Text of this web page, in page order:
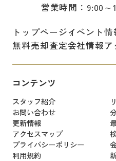
営業時間：9:00～
トップページイベント情
無料売却査定会社情報ア
コンテンツ
スタッフ紹介
お問い合わせ
更新情報
アクセスマップ
プライバシーポリシー
利用規約